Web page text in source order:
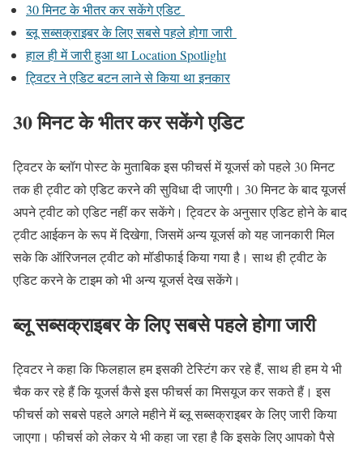
30 मिनट के भीतर कर सकेंगे एडिट
ब्लू सब्सक्राइबर के लिए सबसे पहले होगा जारी
हाल ही में जारी हुआ था Location Spotlight
ट्विटर ने एडिट बटन लाने से किया था इनकार
30 मिनट के भीतर कर सकेंगे एडिट
ट्विटर के ब्लॉग पोस्ट के मुताबिक इस फीचर्स में यूजर्स को पहले 30 मिनट
तक ही ट्वीट को एडिट करने की सुविधा दी जाएगी। 30 मिनट के बाद यूजर्स
अपने ट्वीट को एडिट नहीं कर सकेंगे। ट्विटर के अनुसार एडिट होने के बाद
ट्वीट आईकन के रूप में दिखेगा, जिसमें अन्य यूजर्स को यह जानकारी मिल
सके कि ऑरिजनल ट्वीट को मॉडीफाई किया गया है। साथ ही ट्वीट के
एडिट करने के टाइम को भी अन्य यूजर्स देख सकेंगे।
ब्लू सब्सक्राइबर के लिए सबसे पहले होगा जारी
ट्विटर ने कहा कि फिलहाल हम इसकी टेस्टिंग कर रहे हैं, साथ ही हम ये भी
चैक कर रहे हैं कि यूजर्स कैसे इस फीचर्स का मिसयूज कर सकते हैं। इस
फीचर्स को सबसे पहले अगले महीने में ब्लू सब्सक्राइबर के लिए जारी किया
जाएगा। फीचर्स को लेकर ये भी कहा जा रहा है कि इसके लिए आपको पैसे